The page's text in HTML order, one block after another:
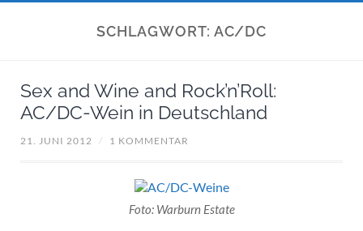
SCHLAGWORT: AC/DC
Sex and Wine and Rock’n’Roll:
AC/DC-Wein in Deutschland
21. JUNI 2012 / 1 KOMMENTAR
Foto: Warburn Estate